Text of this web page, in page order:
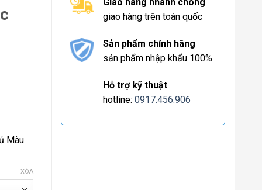
Màu
XÓA
giao hàng trên toàn quốc
Sản phẩm chính hãng
sản phẩm nhập khẩu 100%
Hỗ trợ kỹ thuật
hotline: 0917.456.906